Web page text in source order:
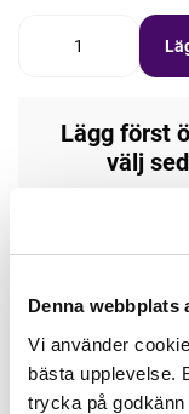
Denna webbplats
Vi använder
bästa upplevelse.
trycka på
Lägg först
välj
Öglad